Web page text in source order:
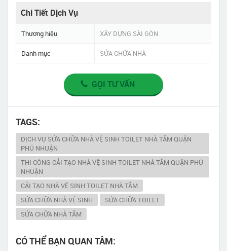
Chi Tiết Dịch Vụ
Thương hiệu XÂY DỰNG SÀI GÒN
Danh mục SỬA CHỮA NHÀ
GỌI TƯ VẤN
TAGS:
DỊCH VỤ SỬA CHỮA NHÀ VỆ SINH TOILET NHÀ TẮM QUẬN
PHÚ NHUẬN
THI CÔNG CẢI TẠO NHÀ VỆ SINH TOILET NHÀ TẮM QUẬN PHÚ
NHUẬN
CẢI TẠO NHÀ VỆ SINH TOILET NHÀ TẮM
SỬA CHỮA NHÀ VỆ SINH
SỬA CHỮA TOILET
SỬA CHỮA NHÀ TẮM
CÓ THỂ BẠN QUAN TÂM: